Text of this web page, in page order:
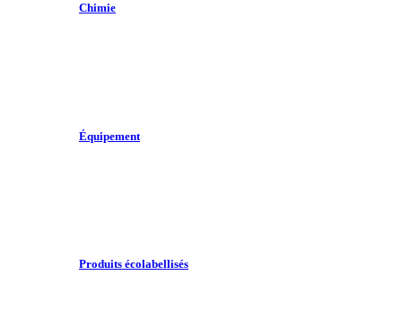
Chimie
Équipement
Produits écolabellisés